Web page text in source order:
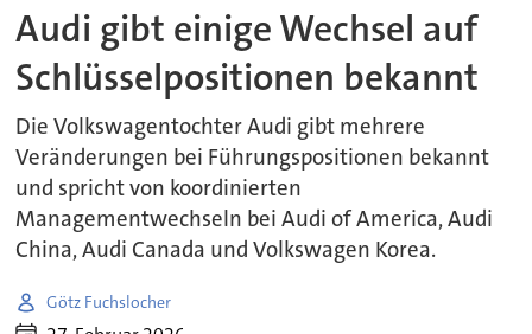
Audi gibt einige Wechsel auf
Schlüsselpositionen bekannt
Die Volkswagentochter Audi gibt mehrere
Veränderungen bei Führungspositionen bekannt
und spricht von koordinierten
Managementwechseln bei Audi of America, Audi
China, Audi Canada und Volkswagen Korea.
Götz Fuchslocher